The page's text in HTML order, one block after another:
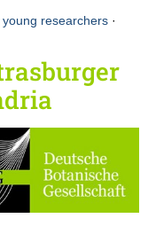
young researchers ·